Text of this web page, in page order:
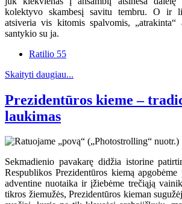
kolektyvo skambesį savitu tembru. O ir
atsiveria vis kitomis spalvomis, „atrakinta“
santykio su ja.
Ratilio 55
Skaityti daugiau...
Prezidentūros kieme –
laukimas
Sekmadienio pavakarę didžia istorine
Respublikos Prezidentūros kiemą
adventine nuotaika ir įžiebėme trečiąją
tikros žiemužės, Prezidentūros kieman